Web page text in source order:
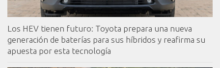
Los HEV tienen futuro: Toyota prepara una nueva
generación de baterías para sus híbridos y reafirma su
apuesta por esta tecnología